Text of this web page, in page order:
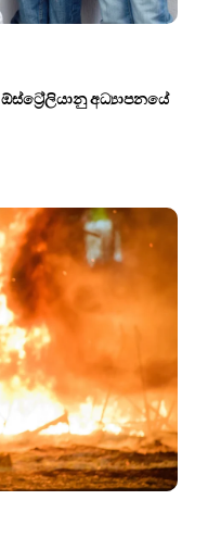
අධ්‍යාපනයේ